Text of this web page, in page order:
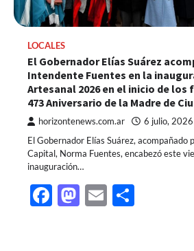
LOCALES
El Gobernador Elías Suárez
Intendente Fuentes en la
Artesanal 2026 en el inicio de
473 Aniversario de la Madre de
horizontenews.com.ar 6 julio, 2026
El Gobernador Elías Suárez, acompañado
Capital, Norma Fuentes, encabezó este
inauguración…
Facebook
Mastodon
Email